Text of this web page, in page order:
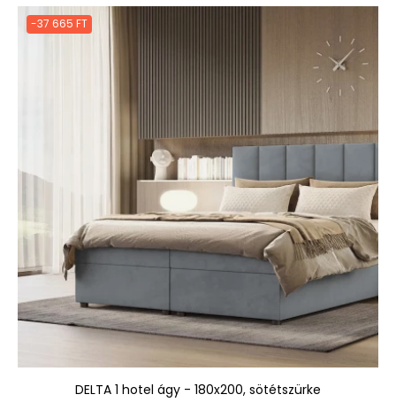
-37 665 FT
DELTA 1 hotel ágy - 180x200, sötétszürke